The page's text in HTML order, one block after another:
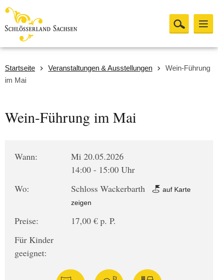
Startseite Veranstaltungen & Ausstellungen
Wein-Führung
im Mai
Wein-Führung im Mai
Wann:
Mi 20.05.2026
14:00 - 15:00 Uhr
Wo:
Schloss Wackerbarth
auf Karte
zeigen
Preise:
17,00 € p. P.
Für Kinder
geeignet: